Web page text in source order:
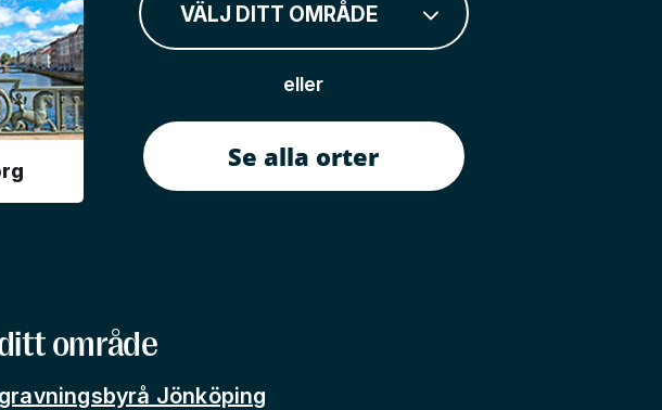
VÄLJ DITT OMRÅDE
eller
Se alla orter
område
Jönköping